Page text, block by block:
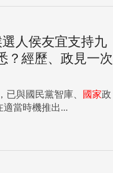
人侯友宜支持九
？經歷、政見一次
示，已與國民黨智庫、 國家政
當時機推出...